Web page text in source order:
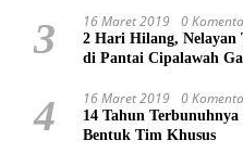
3 16 Maret 2019 0
2 Hari Hilang, Nelayan
di Pantai Cipalawah
4 16 Maret 2019 0
14 Tahun
Bentuk Tim Khusus